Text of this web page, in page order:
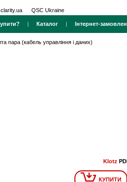
clarity.ua QSC Ukraine
| Каталог | Інтернет-
пара (кабель управління і даних)
Klotz
КУПИТИ